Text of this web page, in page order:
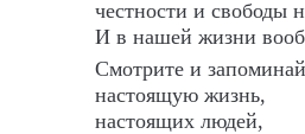
честности и свободы
И в нашей жизни
Смотрите и
настоящую жизнь,
настоящих людей,